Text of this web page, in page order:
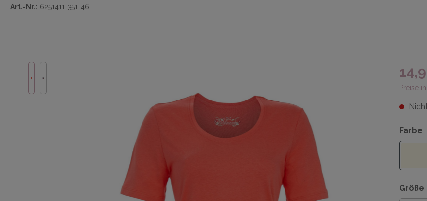
Art.-Nr.: 6251411-351-46
Preise
Farbe
Größe